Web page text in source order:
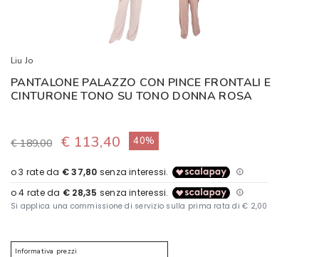
Liu Jo
PANTALONE PALAZZO CON PINCE FRONTALI E
CINTURONE TONO SU TONO DONNA ROSA
€ 189,00 € 113,40 40%
Informativa prezzi